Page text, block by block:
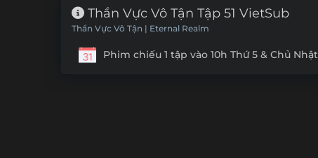
Thần Vực Vô Tận Tập 51 VietSub
Thần Vực Vô Tận | Eternal Realm
Phim chiếu 1 tập vào 10h Thứ 5 & Chủ Nhật